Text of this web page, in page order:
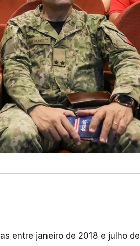
entre janeiro de 2018 e julho de